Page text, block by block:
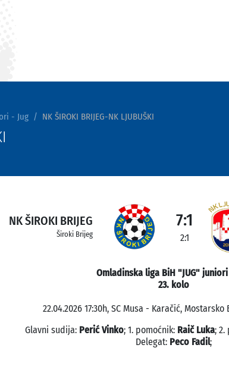
- Jug NK ŠIROKI BRIJEG-NK LJUBUŠKI
NK ŠIROKI BRIJEG
Široki Brijeg
7:1
2:1
Omladinska liga BiH "JUG"
23. kolo
22.04.2026 17:30h, SC Musa - Karačić,
Glavni sudija: Perić Vinko; 1. pomoćnik: Raič Luka; 2.
Delegat: Peco Fadil;